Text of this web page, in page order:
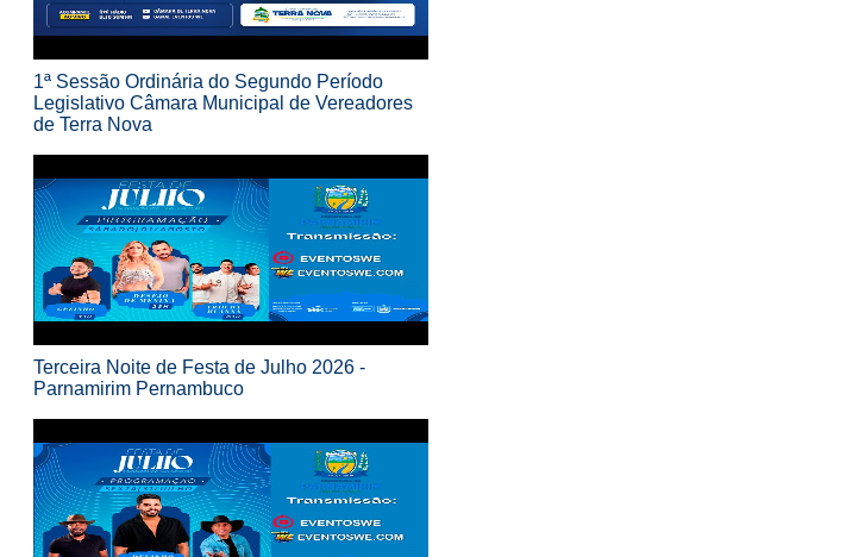
1ª Sessão Ordinária do Segundo Período
Legislativo Câmara Municipal de Vereadores
de Terra Nova
Terceira Noite de Festa de Julho 2026 -
Parnamirim Pernambuco